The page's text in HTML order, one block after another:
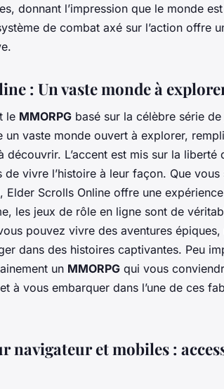
donnant l’impression que le monde
de combat axé sur l’action offre
: Un vaste monde à
le MMORPG basé sur la célèbre série
un vaste monde ouvert à explorer,
découvrir. L’accent est mis sur la liberté
de vivre l’histoire à leur façon. Que
Elder Scrolls Online offre une
les jeux de rôle en ligne sont de
pouvez vivre des aventures épiques,
dans des histoires captivantes. Peu
un MMORPG qui vous
à vous embarquer dans l’une de ces
navigateur et mobiles :